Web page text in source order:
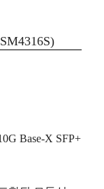
Base-X SFP+